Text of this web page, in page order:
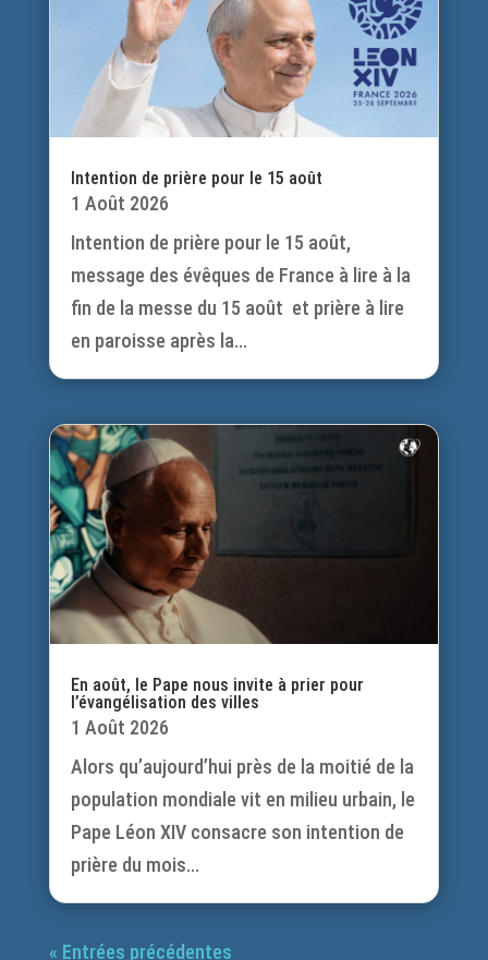
Intention de prière pour le 15 août
1 Août 2026
Intention de prière pour le 15 août,
message des évêques de France à lire à la
fin de la messe du 15 août et prière à lire
en paroisse après la...
En août, le Pape nous invite à prier pour
l’évangélisation des villes
1 Août 2026
Alors qu’aujourd’hui près de la moitié de la
population mondiale vit en milieu urbain, le
Pape Léon XIV consacre son intention de
prière du mois...
« Entrées précédentes